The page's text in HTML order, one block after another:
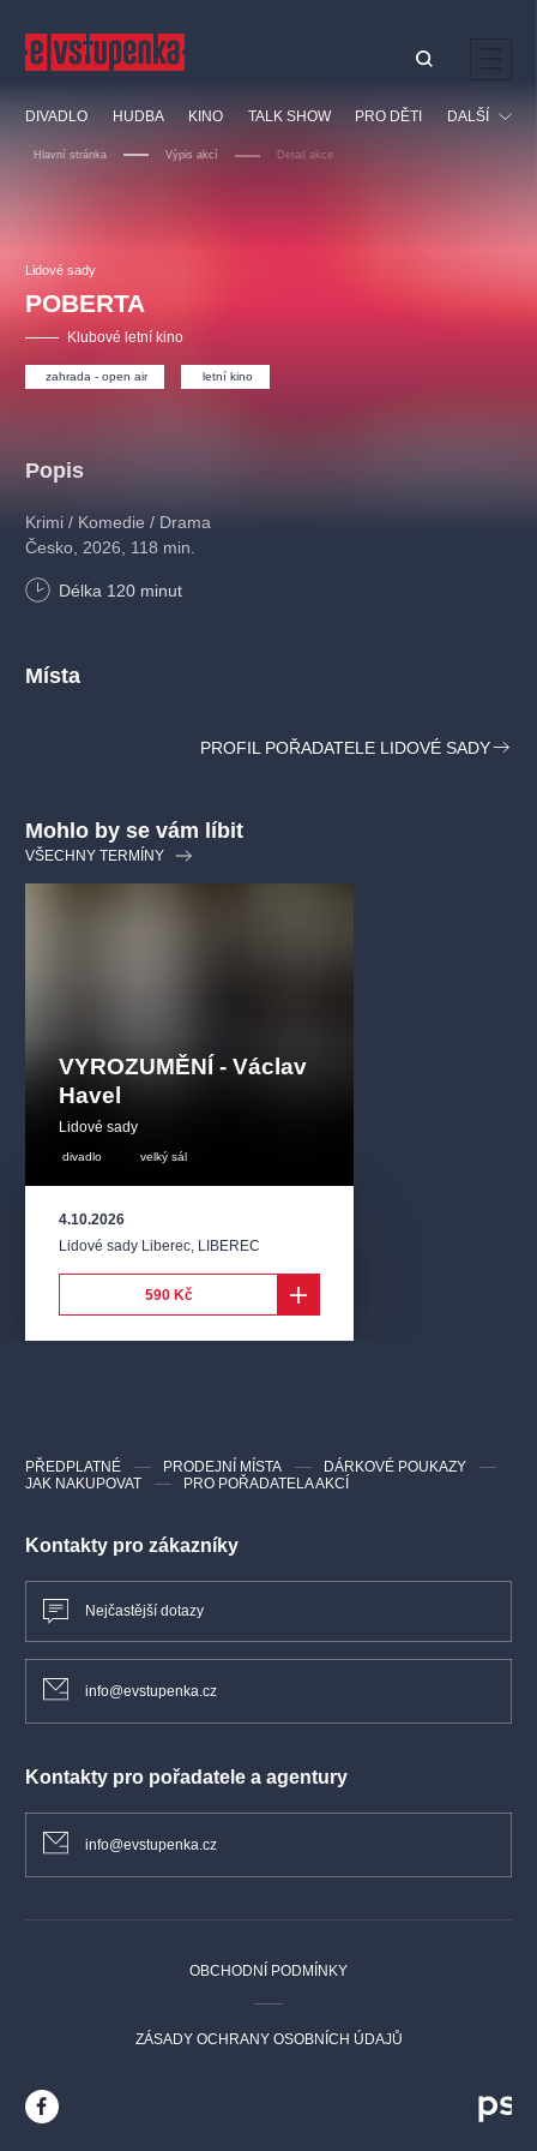
DIVADLO HUDBA KINO TALK SHOW PRO DĚTI DALŠÍ
Hlavní stránka Výpis akcí Detail akce
Lidové sady
POBERTA
Klubové letní kino
zahrada - open air letní kino
Popis
Krimi / Komedie / Drama
Česko, 2026, 118 min.
Délka 120 minut
Místa
PROFIL POŘADATELE LIDOVÉ SADY
Mohlo by se vám líbit
VŠECHNY TERMÍNY
VYROZUMĚNÍ - Václav
Havel
Lidové sady
divadlo velký sál
4.10.2026
Lidové sady Liberec, LIBEREC
590 Kč
Kontakty pro zákazníky
Nejčastější dotazy
info@evstupenka.cz
Kontakty pro pořadatele a agentury
info@evstupenka.cz
PŘEDPLATNÉ PRODEJNÍ MÍSTA
DÁRKOVÉ POUKAZY
JAK NAKUPOVAT
PRO POŘADATELA AKCÍ
OBCHODNÍ PODMÍNKY
ZÁSADY OCHRANY OSOBNÍCH ÚDAJŮ
Nejnavštěvovanější
doporučujeme